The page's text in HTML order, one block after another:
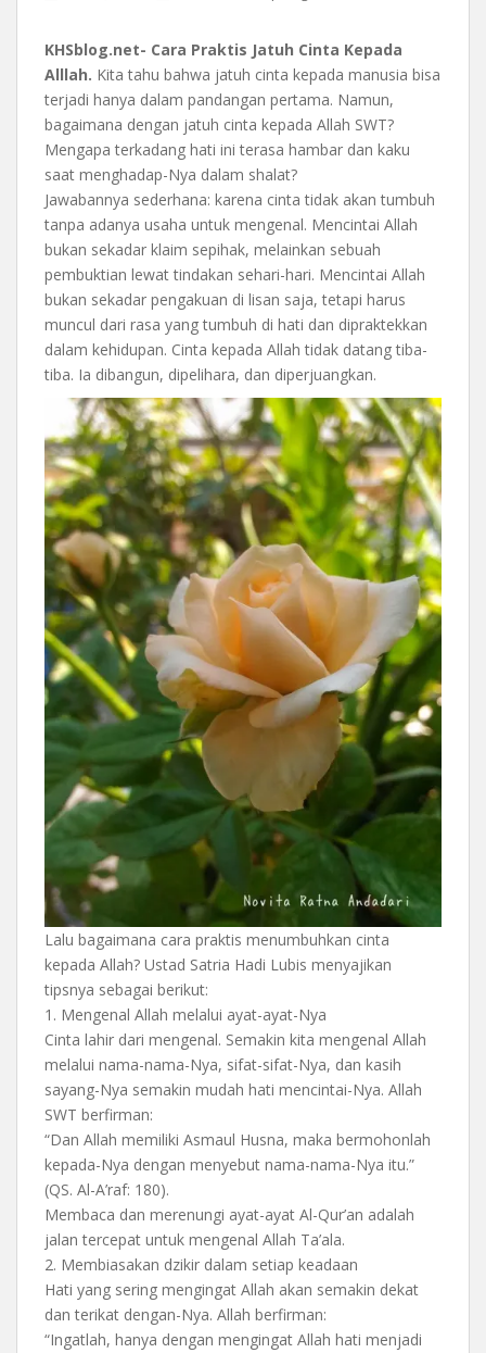
KHSblog.net- Cara Praktis Jatuh Cinta Kepada
Alllah. Kita tahu bahwa jatuh cinta kepada manusia bisa
terjadi hanya dalam pandangan pertama. Namun,
bagaimana dengan jatuh cinta kepada Allah SWT?
Mengapa terkadang hati ini terasa hambar dan kaku
saat menghadap-Nya dalam shalat?
Jawabannya sederhana: karena cinta tidak akan tumbuh
tanpa adanya usaha untuk mengenal. Mencintai Allah
bukan sekadar klaim sepihak, melainkan sebuah
pembuktian lewat tindakan sehari-hari. Mencintai Allah
bukan sekadar pengakuan di lisan saja, tetapi harus
muncul dari rasa yang tumbuh di hati dan dipraktekkan
dalam kehidupan. Cinta kepada Allah tidak datang tiba-
tiba. Ia dibangun, dipelihara, dan diperjuangkan.
Lalu bagaimana cara praktis menumbuhkan cinta
kepada Allah? Ustad Satria Hadi Lubis menyajikan
tipsnya sebagai berikut:
1.⁠ ⁠Mengenal Allah melalui ayat-ayat-Nya
Cinta lahir dari mengenal. Semakin kita mengenal Allah
melalui nama-nama-Nya, sifat-sifat-Nya, dan kasih
sayang-Nya semakin mudah hati mencintai-Nya. Allah
SWT berfirman:
“Dan Allah memiliki Asmaul Husna, maka bermohonlah
kepada-Nya dengan menyebut nama-nama-Nya itu.”
(QS. Al-A’raf: 180).
Membaca dan merenungi ayat-ayat Al-Qur’an adalah
jalan tercepat untuk mengenal Allah Ta’ala.
2.⁠ ⁠Membiasakan dzikir dalam setiap keadaan
Hati yang sering mengingat Allah akan semakin dekat
dan terikat dengan-Nya. Allah berfirman:
“Ingatlah, hanya dengan mengingat Allah hati menjadi